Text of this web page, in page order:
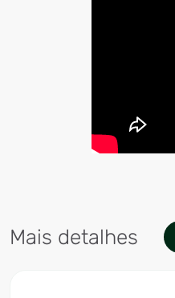
Mais detalhes